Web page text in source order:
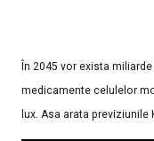
În 2045 vor exista
medicamente celulelor
lux. Asa arata